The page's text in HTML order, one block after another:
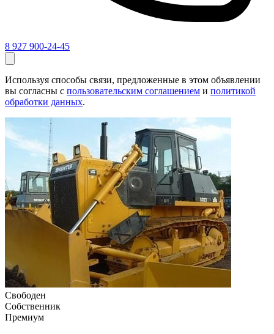
8 927 900-24-45
Используя способы связи, предложенные в этом объявлении
вы согласны с пользовательским соглашением и политикой
обработки данных.
Свободен
Собственник
Премиум